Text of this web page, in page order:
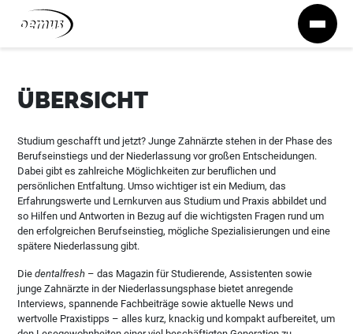
Zum Inhalt springen
ÜBERSICHT
Studium geschafft und jetzt? Junge Zahnärzte stehen in der Phase des
Berufseinstiegs und der Niederlassung vor großen Entscheidungen.
Dabei gibt es zahlreiche Möglichkeiten zur beruflichen und
persönlichen Entfaltung. Umso wichtiger ist ein Medium, das
Erfahrungswerte und Lernkurven aus Studium und Praxis abbildet und
so Hilfen und Antworten in Bezug auf die wichtigsten Fragen rund um
den erfolgreichen Berufseinstieg, mögliche Spezialisierungen und eine
spätere Niederlassung gibt.
Diedentalfresh – das Magazin für Studierende, Assistenten sowie
junge Zahnärzte in der Niederlassungsphase bietet anregende
Interviews, spannende Fachbeiträge sowie aktuelle News und
wertvolle Praxistipps – alles kurz, knackig und kompakt aufbereitet, um